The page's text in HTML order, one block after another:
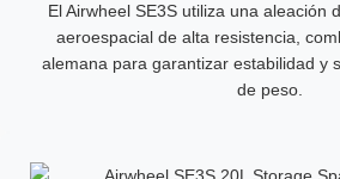
El Airwheel SE3S utiliza una aleación
aeroespacial de alta resistencia,
alemana para garantizar estabilidad y
de peso.